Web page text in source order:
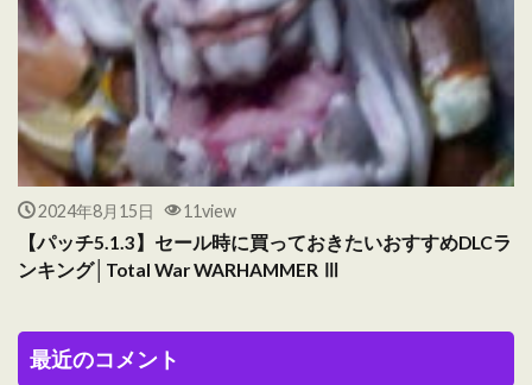
2024年8月15日 11view
【パッチ5.1.3】セール時に買っておきたいおすすめDLCラ
ンキング│Total War WARHAMMER Ⅲ
最近のコメント